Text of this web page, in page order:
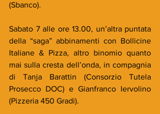
(Sbanco).
Sabato 7 alle ore 13.00, un’altra puntata
della “saga” abbinamenti con Bollicine
Italiane & Pizza, altro binomio quanto
mai sulla cresta dell’onda, in compagnia
di Tanja Barattin (Consorzio Tutela
Prosecco DOC) e Gianfranco Iervolino
(Pizzeria 450 Gradi).